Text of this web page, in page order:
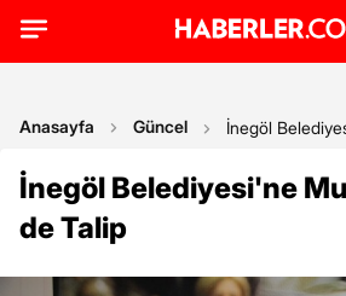
Anasayfa Güncel İnegöl
İnegöl Belediyesi'ne
de Talip